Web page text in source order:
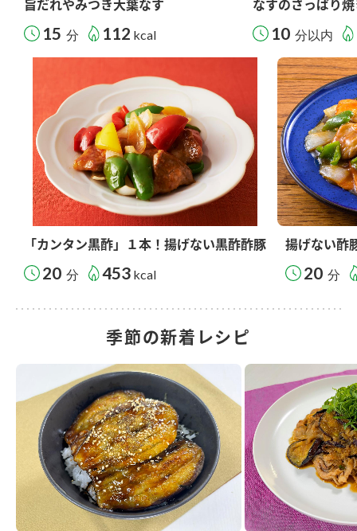
旨だれやみつき大葉なす
15 分 112 kcal
なすのさっぱり
10 分以内
「カンタン黒酢」１本！揚げない黒酢酢豚
20 分 453 kcal
揚げない酢
20 分
季節の新着レシピ